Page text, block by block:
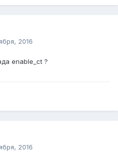
2016
enable_ct ?
2016